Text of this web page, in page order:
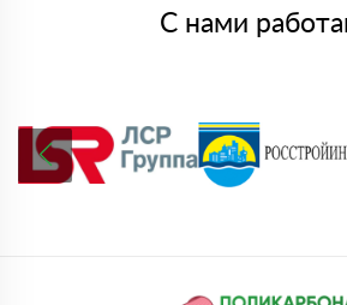
С нами